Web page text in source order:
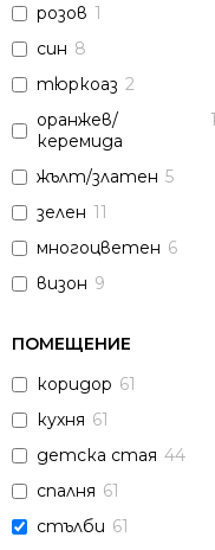
розов 1
син 8
тюркоаз 2
оранжев/
керемида
жълт/златен 5
зелен 11
многоцветен 6
визон 9
ПОМЕЩЕНИЕ
коридор 61
кухня 61
детска стая 44
спалня 61
стълби 61